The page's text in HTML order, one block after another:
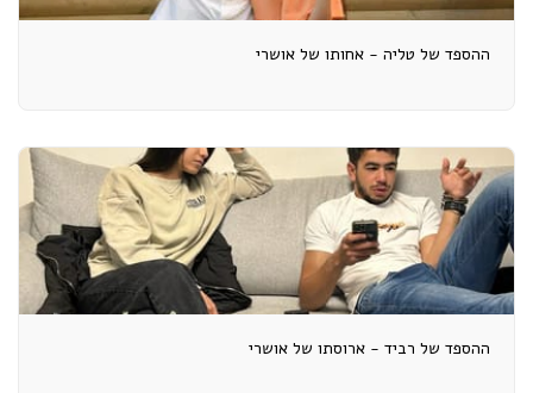
ההספד של טליה - אחותו של אושרי
ההספד של רביד - ארוסתו של אושרי